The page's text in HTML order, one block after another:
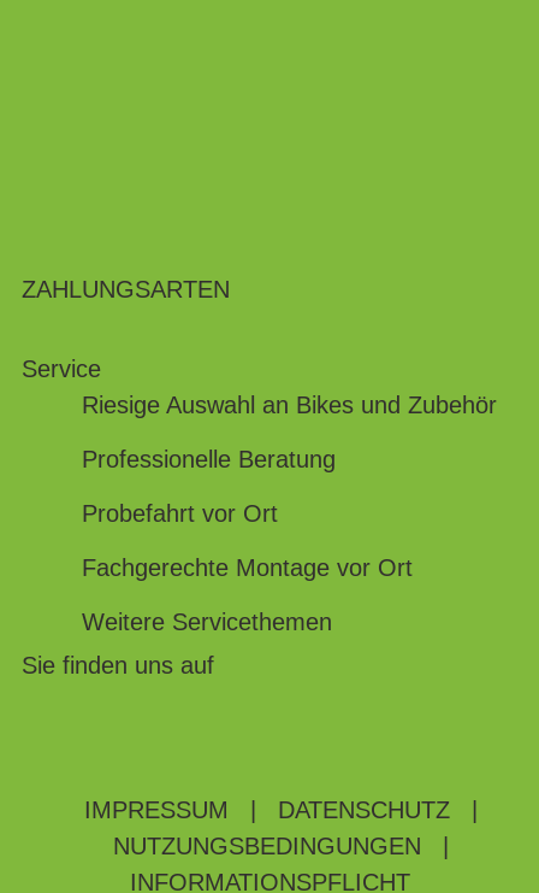
ZAHLUNGSARTEN
Service
Riesige Auswahl an Bikes und Zubehör
Professionelle Beratung
Probefahrt vor Ort
Fachgerechte Montage vor Ort
Weitere Servicethemen
Sie finden uns auf
IMPRESSUM DATENSCHUTZ
NUTZUNGSBEDINGUNGEN
INFORMATIONSPFLICHT